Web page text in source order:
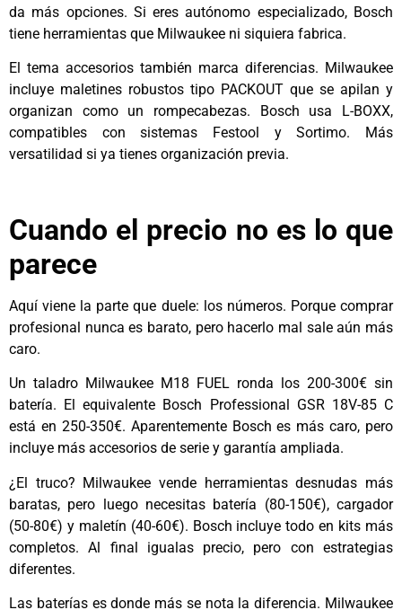
da más opciones. Si eres autónomo especializado, Bosch
tiene herramientas que Milwaukee ni siquiera fabrica.
El tema accesorios también marca diferencias. Milwaukee
incluye maletines robustos tipo PACKOUT que se apilan y
organizan como un rompecabezas. Bosch usa L-BOXX,
compatibles con sistemas Festool y Sortimo. Más
versatilidad si ya tienes organización previa.
Cuando el precio no es lo que
parece
Aquí viene la parte que duele: los números. Porque comprar
profesional nunca es barato, pero hacerlo mal sale aún más
caro.
Un taladro Milwaukee M18 FUEL ronda los 200-300€ sin
batería. El equivalente Bosch Professional GSR 18V-85 C
está en 250-350€. Aparentemente Bosch es más caro, pero
incluye más accesorios de serie y garantía ampliada.
¿El truco? Milwaukee vende herramientas desnudas más
baratas, pero luego necesitas batería (80-150€), cargador
(50-80€) y maletín (40-60€). Bosch incluye todo en kits más
completos. Al final igualas precio, pero con estrategias
diferentes.
Las baterías es donde más se nota la diferencia. Milwaukee